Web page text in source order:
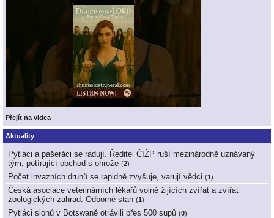
Přejít na videa
Aktuality
Pytláci a pašeráci se radují. Ředitel ČIŽP ruší mezinárodně uznávaný
tým, potírající obchod s ohrože (2)
Počet invazních druhů se rapidně zvyšuje, varují vědci (1)
Česká asociace veterinárních lékařů volně žijících zvířat a zvířat
zoologických zahrad: Odborné stan (1)
Pytláci slonů v Botswaně otrávili přes 500 supů (0)